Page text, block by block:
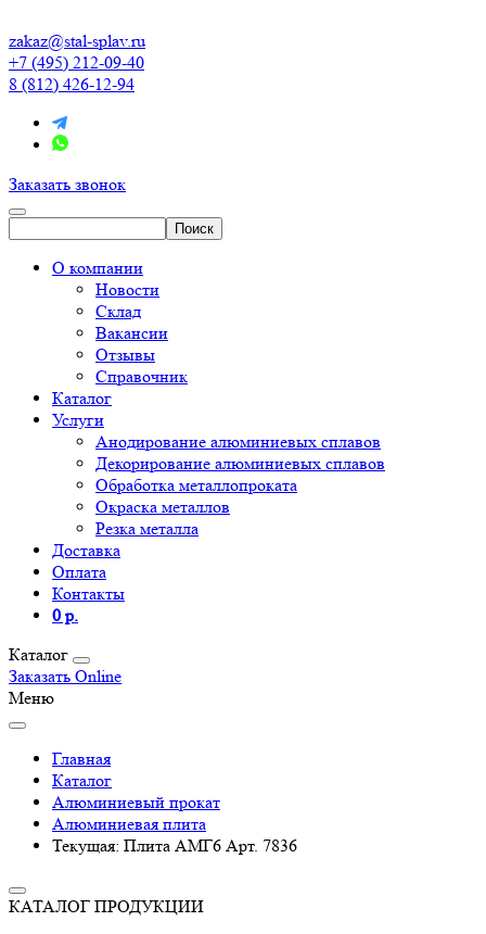
zakaz@stal-splav.ru
+7 (495) 212-09-40
8 (812) 426-12-94
Заказать звонок
О компании
Новости
Склад
Вакансии
Отзывы
Справочник
Каталог
Услуги
Анодирование алюминиевых сплавов
Декорирование алюминиевых сплавов
Обработка металлопроката
Окраска металлов
Резка металла
Доставка
Оплата
Контакты
0 р.
Каталог
Заказать Online
Меню
Главная
Каталог
Алюминиевый прокат
Алюминиевая плита
Текущая: Плита АМГ6 Арт. 7836
КАТАЛОГ ПРОДУКЦИИ